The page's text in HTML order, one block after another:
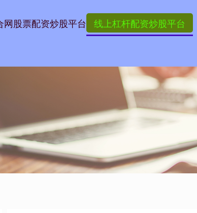
网股票配资炒股平台 线上杠杆配资炒股平台